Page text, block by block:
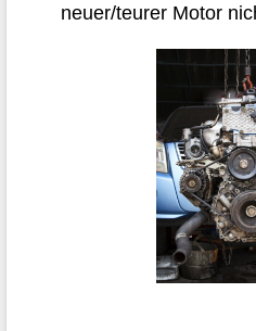
neuer/teurer Motor